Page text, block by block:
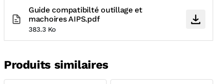
Guide compatibilté outillage et
machoires AIPS.pdf
383.3 Ko
Produits similaires